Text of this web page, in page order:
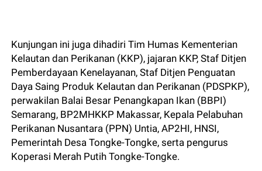
Kunjungan ini juga dihadiri Tim Humas Kementerian
Kelautan dan Perikanan (KKP), jajaran KKP, Staf Ditjen
Pemberdayaan Kenelayanan, Staf Ditjen Penguatan
Daya Saing Produk Kelautan dan Perikanan (PDSPKP),
perwakilan Balai Besar Penangkapan Ikan (BBPI)
Semarang, BP2MHKKP Makassar, Kepala Pelabuhan
Perikanan Nusantara (PPN) Untia, AP2HI, HNSI,
Pemerintah Desa Tongke-Tongke, serta pengurus
Koperasi Merah Putih Tongke-Tongke.